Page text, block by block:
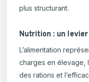
plus structurant.
Nutrition : un
L’alimentation
charges en élevage,
des rations et